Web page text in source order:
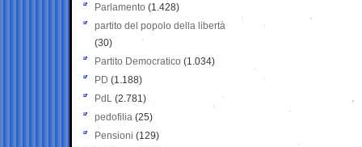
Parlamento (1.428)
partito del popolo della libertà
(30)
Partito Democratico (1.034)
PD (1.188)
PdL (2.781)
pedofilia (25)
Pensioni (129)